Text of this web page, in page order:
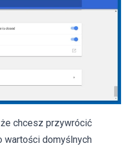
chcesz przywrócić
wartości domyślnych